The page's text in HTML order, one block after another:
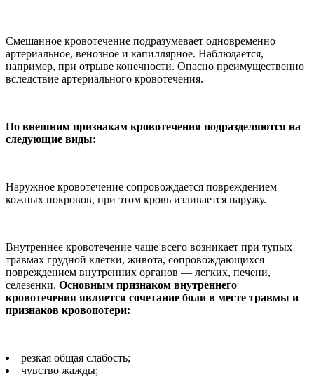
Смешанное кровотечение подразумевает одновременно
артериальное, венозное и капиллярное. Наблюдается,
например, при отрыве конечности. Опасно преимущественно
вследствие артериального кровотечения.
По внешним признакам кровотечения подразделяются на
следующие виды:
Наружное кровотечение сопровождается повреждением
кожных покровов, при этом кровь изливается наружу.
Внутреннее кровотечение чаще всего возникает при тупых
травмах грудной клетки, живота, сопровождающихся
повреждением внутренних органов — легких, печени,
селезенки. Основным признаком внутреннего
кровотечения является сочетание боли в месте травмы и
признаков кровопотери:
резкая общая слабость;
чувство жажды;